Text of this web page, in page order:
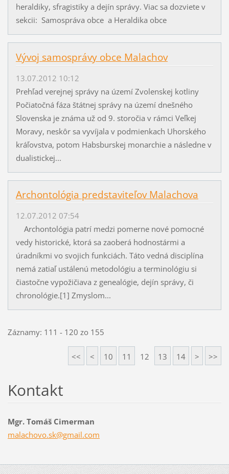
heraldiky, sfragistiky a dejín správy. Viac sa dozviete v
sekcii: Samospráva obce a Heraldika obce
Vývoj samosprávy obce Malachov
13.07.2012 10:12
Prehľad verejnej správy na území Zvolenskej kotliny
Počiatočná fáza štátnej správy na území dnešného
Slovenska je známa už od 9. storočia v rámci Veľkej
Moravy, neskôr sa vyvíjala v podmienkach Uhorského
kráľovstva, potom Habsburskej monarchie a následne v
dualistickej...
Archontológia predstaviteľov Malachova
12.07.2012 07:54
Archontológia patrí medzi pomerne nové pomocné
vedy historické, ktorá sa zaoberá hodnostármi a
úradníkmi vo svojich funkciách. Táto vedná disciplína
nemá zatiaľ ustálenú metodológiu a terminológiu si
čiastočne vypožičiava z genealógie, dejín správy, či
chronológie.[1] Zmyslom...
Záznamy: 111 - 120 zo 155
<< < 10 11 12 13 14 > >>
Kontakt
Mgr. Tomáš Cimerman
malachovo.sk@gmail.com